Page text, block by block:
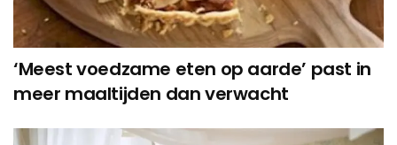
‘Meest voedzame eten op aarde’ past in
meer maaltijden dan verwacht